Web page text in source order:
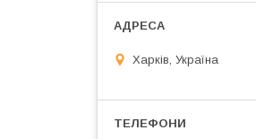
Харків, Україна